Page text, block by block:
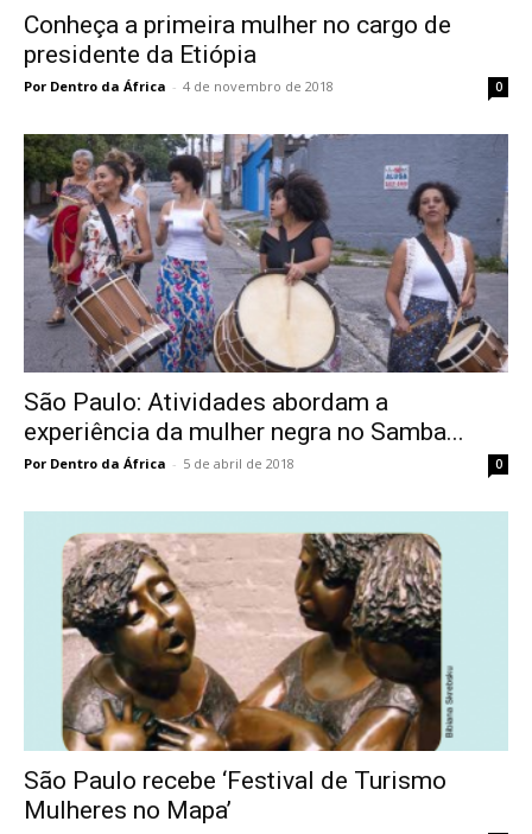
Conheça a primeira mulher no cargo de
presidente da Etiópia
Por Dentro da África - 4 de novembro de 2018 0
São Paulo: Atividades abordam a
experiência da mulher negra no Samba...
Por Dentro da África - 5 de abril de 2018 0
São Paulo recebe ‘Festival de Turismo
Mulheres no Mapa’